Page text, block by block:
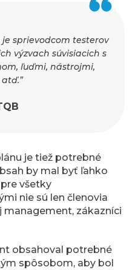
sprievodcom testerov
výzvach súvisiacich s
ľuďmi, nástrojmi,
je tiež potrebné
by mal byť ľahko
všetky
nie sú len členovia
zákazníci
obsahoval potrebné
spôsobom, aby bol